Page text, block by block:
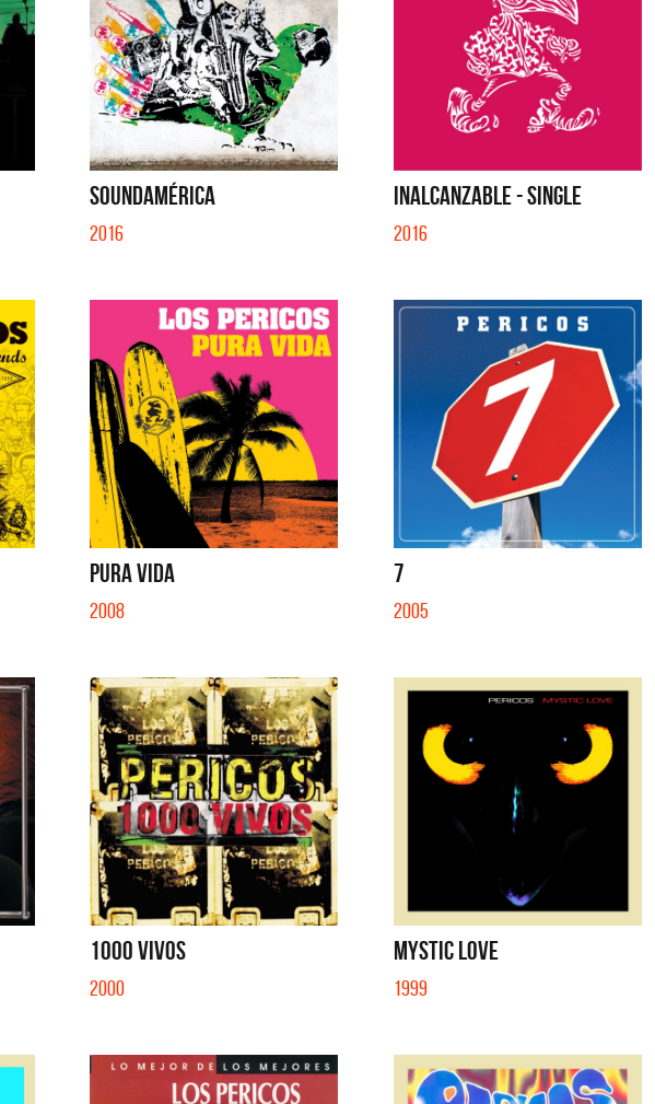
SOUNDAMÉRICA
2016
INALCANZABLE - SINGLE
2016
PURA VIDA
2008
7
2005
1000 VIVOS
2000
MYSTIC LOVE
1999